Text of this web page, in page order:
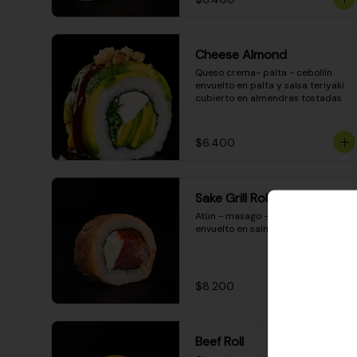
Cheese Almond
Queso crema- palta - cebollín
envuelto en palta y salsa teriyaki
cubierto en almendras tostadas
$6.400
Sake Grill Roll
Atún - masago - queso crema -
envuelto en salmón gratinado
$8.200
Beef Roll